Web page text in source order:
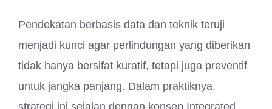
Pendekatan berbasis data dan teknik teruji
menjadi kunci agar perlindungan yang diberikan
tidak hanya bersifat kuratif, tetapi juga preventif
untuk jangka panjang. Dalam praktiknya,